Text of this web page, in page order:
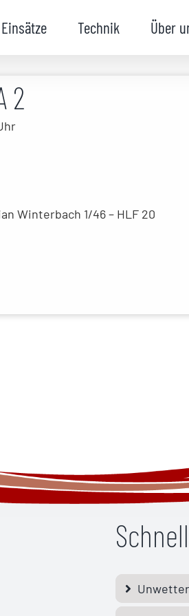
Einsätze Technik Über
2
Winterbach 1/46 – HLF 20